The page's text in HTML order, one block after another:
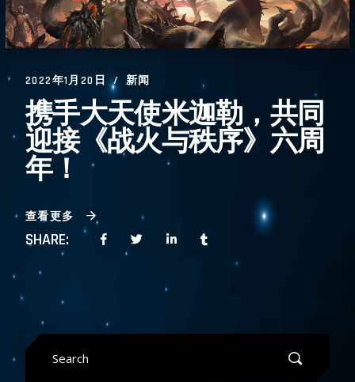
2022年1月20日 新闻
携手大天使米迦勒，共同
迎接《战火与秩序》六周
年！
查看更多
SHARE:
Search